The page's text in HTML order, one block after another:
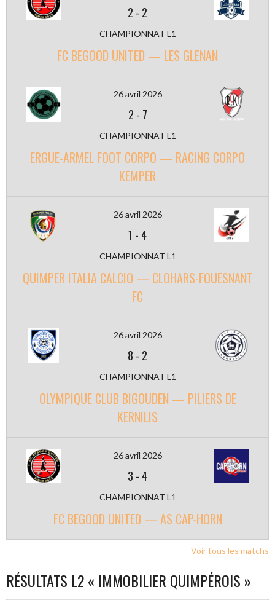
2 - 2
CHAMPIONNAT L1
FC BEGOOD UNITED — LES GLENAN
26 avril 2026
2 - 7
CHAMPIONNAT L1
ERGUE-ARMEL FOOT CORPO — RACING CORPO
KEMPER
26 avril 2026
1 - 4
CHAMPIONNAT L1
QUIMPER ITALIA CALCIO — CLOHARS-FOUESNANT
FC
26 avril 2026
8 - 2
CHAMPIONNAT L1
OLYMPIQUE CLUB BIGOUDEN — PILIERS DE
KERNILIS
26 avril 2026
3 - 4
CHAMPIONNAT L1
FC BEGOOD UNITED — AS CAP-HORN
Voir tous les matchs
RÉSULTATS L2 « IMMOBILIER QUIMPÉROIS »